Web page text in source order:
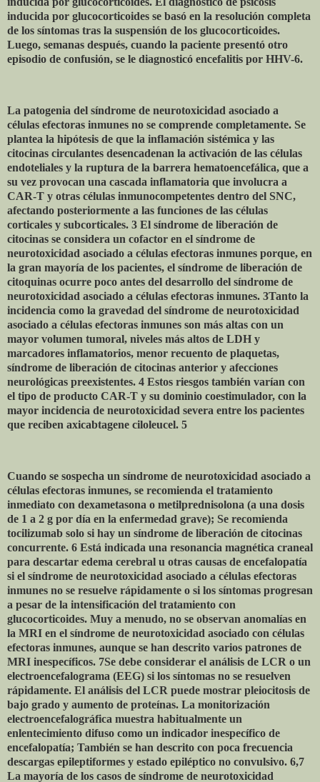
inducida por glucocorticoides se basó en la resolución completa
de los síntomas tras la suspensión de los glucocorticoides.
Luego, semanas después, cuando la paciente presentó otro
episodio de confusión, se le diagnosticó encefalitis por HHV-6.
La patogenia del síndrome de neurotoxicidad asociado a
células efectoras inmunes no se comprende completamente. Se
plantea la hipótesis de que la inflamación sistémica y las
citocinas circulantes desencadenan la activación de las células
endoteliales y la ruptura de la barrera hematoencefálica, que a
su vez provocan una cascada inflamatoria que involucra a
CAR-T y otras células inmunocompetentes dentro del SNC,
afectando posteriormente a las funciones de las células
corticales y subcorticales. 3 El síndrome de liberación de
citocinas se considera un cofactor en el síndrome de
neurotoxicidad asociado a células efectoras inmunes porque, en
la gran mayoría de los pacientes, el síndrome de liberación de
citoquinas ocurre poco antes del desarrollo del síndrome de
neurotoxicidad asociado a células efectoras inmunes. 3Tanto la
incidencia como la gravedad del síndrome de neurotoxicidad
asociado a células efectoras inmunes son más altas con un
mayor volumen tumoral, niveles más altos de LDH y
marcadores inflamatorios, menor recuento de plaquetas,
síndrome de liberación de citocinas anterior y afecciones
neurológicas preexistentes. 4 Estos riesgos también varían con
el tipo de producto CAR-T y su dominio coestimulador, con la
mayor incidencia de neurotoxicidad severa entre los pacientes
que reciben axicabtagene ciloleucel. 5
Cuando se sospecha un síndrome de neurotoxicidad asociado a
células efectoras inmunes, se recomienda el tratamiento
inmediato con dexametasona o metilprednisolona (a una dosis
de 1 a 2 g por día en la enfermedad grave); Se recomienda
tocilizumab solo si hay un síndrome de liberación de citocinas
concurrente. 6 Está indicada una resonancia magnética craneal
para descartar edema cerebral u otras causas de encefalopatía
si el síndrome de neurotoxicidad asociado a células efectoras
inmunes no se resuelve rápidamente o si los síntomas progresan
a pesar de la intensificación del tratamiento con
glucocorticoides. Muy a menudo, no se observan anomalías en
la MRI en el síndrome de neurotoxicidad asociado con células
efectoras inmunes, aunque se han descrito varios patrones de
MRI inespecíficos. 7Se debe considerar el análisis de LCR o un
electroencefalograma (EEG) si los síntomas no se resuelven
rápidamente. El análisis del LCR puede mostrar pleiocitosis de
bajo grado y aumento de proteínas. La monitorización
electroencefalográfica muestra habitualmente un
enlentecimiento difuso como un indicador inespecífico de
encefalopatía; También se han descrito con poca frecuencia
descargas epileptiformes y estado epiléptico no convulsivo. 6,7
La mayoría de los casos de síndrome de neurotoxicidad